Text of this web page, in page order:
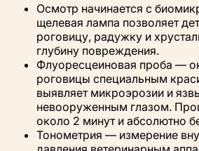
Осмотр начинается с
щелевая лампа позволяет
роговицу, радужку и
глубину повреждения.
Флуоресцеиновая проба —
роговицы специальным
выявляет микроэрозии и
невооруженным глазом.
около 2 минут и абсолютно
Тонометрия — измерение